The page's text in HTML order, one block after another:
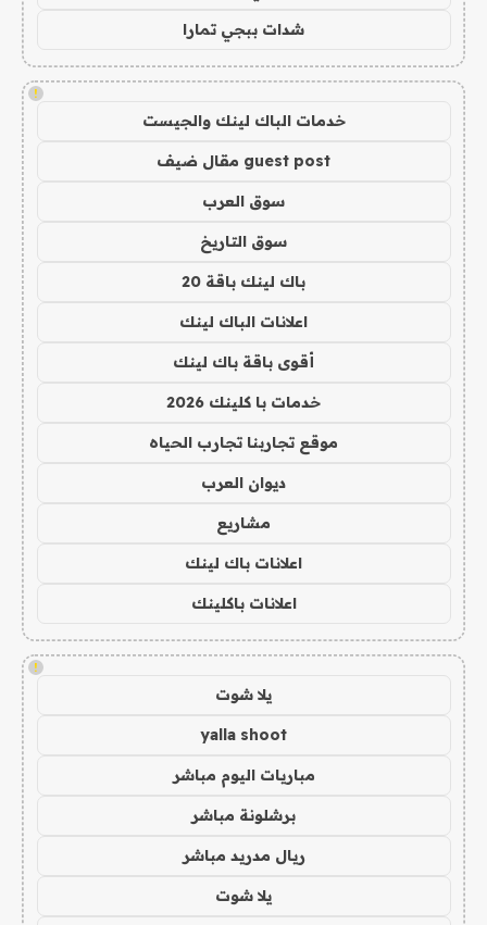
شدات ببجي تمارا
!
خدمات الباك لينك والجيست
guest post مقال ضيف
سوق العرب
سوق التاريخ
باك لينك باقة 20
اعلانات الباك لينك
أقوى باقة باك لينك
خدمات با كلينك 2026
موقع تجاربنا تجارب الحياه
ديوان العرب
مشاريع
اعلانات باك لينك
اعلانات باكلينك
!
يلا شوت
yalla shoot
مباريات اليوم مباشر
برشلونة مباشر
ريال مدريد مباشر
يلا شوت